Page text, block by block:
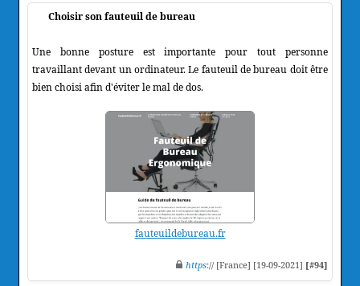
Choisir son fauteuil de bureau
Une bonne posture est importante pour tout personne
travaillant devant un ordinateur. Le fauteuil de bureau doit être
bien choisi afin d'éviter le mal de dos.
fauteuildebureau.fr
https:// [France] [19-09-2021] [#94]